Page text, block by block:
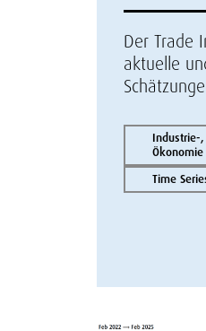
Der Trade
aktuelle
Industrie-
Ökonomie
Time